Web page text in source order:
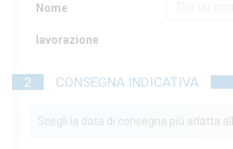
Nome
lavorazione
2 CONSEGNA INDICATIVA
Scegli la data di consegna più adatta